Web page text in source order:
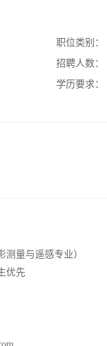
职位类别：
招聘人数：
学历要求：
量与遥感专业）
优先